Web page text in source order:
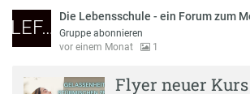
LEF… Die Lebensschule - ein Forum zum
Gruppe abonnieren
vor einem Monat
1
Flyer neuer Kurs